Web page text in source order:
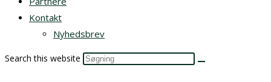
Kontakt
Nyhedsbrev
Search this website